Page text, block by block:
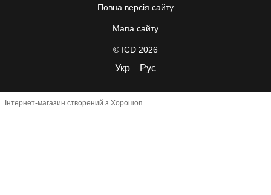
Повна версія сайту
Мапа сайту
© ICD 2026
Укр Рус
Інтернет-магазин створений з Хорошоп